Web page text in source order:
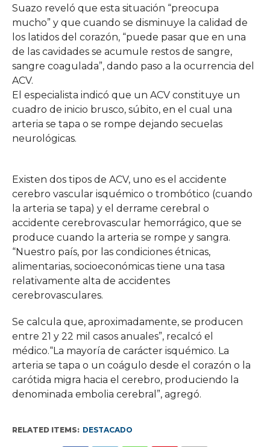
Suazo reveló que esta situación “preocupa
mucho” y que cuando se disminuye la calidad de
los latidos del corazón, “puede pasar que en una
de las cavidades se acumule restos de sangre,
sangre coagulada”, dando paso a la ocurrencia del
ACV.
El especialista indicó que un ACV constituye un
cuadro de inicio brusco, súbito, en el cual una
arteria se tapa o se rompe dejando secuelas
neurológicas.
Existen dos tipos de ACV, uno es el accidente
cerebro vascular isquémico o trombótico (cuando
la arteria se tapa) y el derrame cerebral o
accidente cerebrovascular hemorrágico, que se
produce cuando la arteria se rompe y sangra.
“Nuestro país, por las condiciones étnicas,
alimentarias, socioeconómicas tiene una tasa
relativamente alta de accidentes
cerebrovasculares.
Se calcula que, aproximadamente, se producen
entre 21 y 22 mil casos anuales”, recalcó el
médico.“La mayoría de carácter isquémico. La
arteria se tapa o un coágulo desde el corazón o la
carótida migra hacia el cerebro, produciendo la
denominada embolia cerebral”, agregó.
RELATED ITEMS: DESTACADO